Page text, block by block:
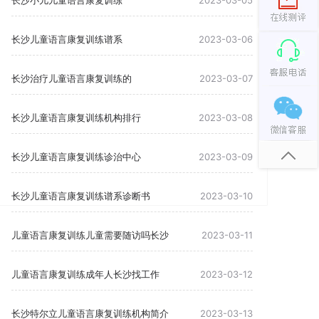
长沙儿童语言康复训练谱系 2023-03-06
长沙治疗儿童语言康复训练的 2023-03-07
长沙儿童语言康复训练机构排行 2023-03-08
长沙儿童语言康复训练诊治中心 2023-03-09
长沙儿童语言康复训练谱系诊断书 2023-03-10
儿童语言康复训练儿童需要随访吗长沙 2023-03-11
儿童语言康复训练成年人长沙找工作 2023-03-12
长沙特尔立儿童语言康复训练机构简介 2023-03-13